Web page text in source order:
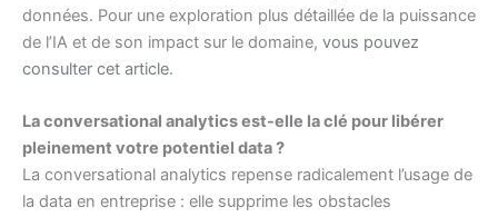
données. Pour une exploration plus détaillée de la puissance
de l’IA et de son impact sur le domaine, vous pouvez
consulter cet article.
La conversational analytics est-elle la clé pour libérer
pleinement votre potentiel data ?
La conversational analytics repense radicalement l’usage de
la data en entreprise : elle supprime les obstacles